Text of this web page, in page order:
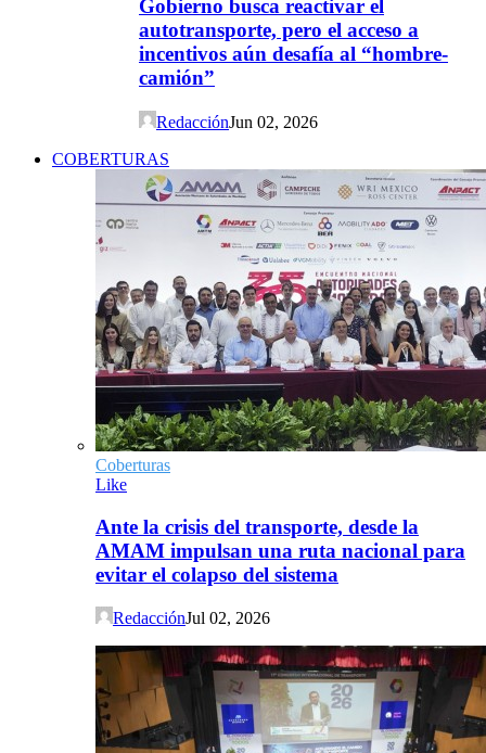
Gobierno busca reactivar el
autotransporte, pero el acceso a
incentivos aún desafía al “hombre-
camión”
RedacciónJun 02, 2026
COBERTURAS
Coberturas
Like
Ante la crisis del transporte, desde la
AMAM impulsan una ruta nacional para
evitar el colapso del sistema
RedacciónJul 02, 2026